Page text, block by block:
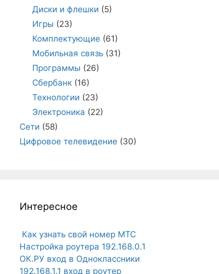
Диски и флешки (5)
Игры (23)
Комплектующие (61)
Мобильная связь(31)
Программы (26)
Сбербанк(16)
Технологии (23)
Электроника (22)
Сети (58)
Цифровое телевидение (30)
Интересное
Как узнать свой номер МТС
Настройка роутера 192.168.0.1
ОК.РУ вход в Одноклассники
192.168.1.1 вход в роутер